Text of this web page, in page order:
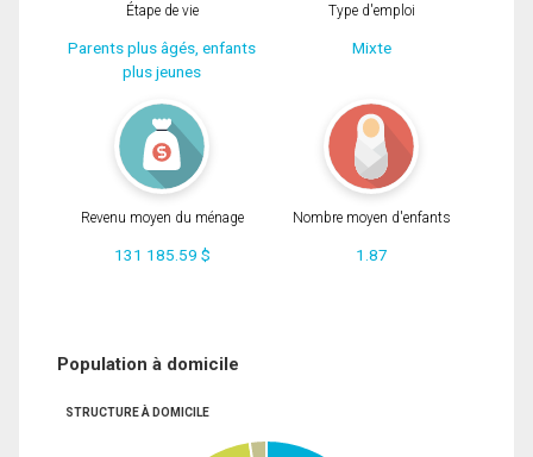
Étape de vie
Parents plus âgés, enfants
plus jeunes
Type d'emploi
Mixte
Revenu moyen du ménage
131 185.59 $
Nombre moyen d'enfants
1.87
Population à domicile
STRUCTURE À DOMICILE